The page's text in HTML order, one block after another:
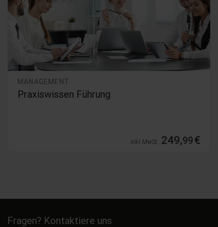
MANAGEMENT
Management-Basics für Nichtmanager
inkl. MwSt. 9,99€
Fragen? Kontaktiere uns